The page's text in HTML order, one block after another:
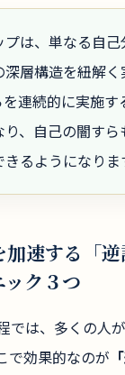
プは、単なる自
層構造を紐解く
連続的に実施す
、自己の闇す
るようになりま
加速する「
ク３つ
では、多くの人
で効果的なのが